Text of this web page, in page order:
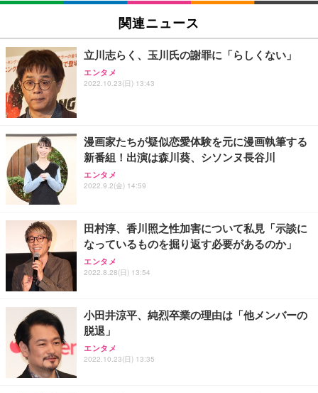
[EdoErgo] オフィスチェア 椅子 テレワーク 疲れな
い 跳ね上げ式アームレスト コンパクト 約105度ロッ
キング pc 事務椅子 360度回転 座面昇降 強化ナイロ
ン樹脂ベース 通気性メッシュ 在宅ワーク H-WY01
(黒網+黒枠+黒足)
￥5,699
Sezlife オフィスチェア デスクチェア 疲れない テレ
ワーク チェア 強化バックレスト 30度ロッキング機
ョン PCチェア 通気性メッシュ ゲーミング/勉強/事
務用 おしゃれ パソコンチェア (ブラック)
￥7,680
Sezlife オフィスチェア デスクチェア 疲れない テレ
ワーク チェア 強化バックレスト 30度ロッキング機
ョン PCチェア 通気性メッシュ ゲーミング/勉強/事
務用 おしゃれ パソコンチェア (ホワイト)
ANDWINT オフィスチェア デスクチェア 肘なし メ
ッシュ 通気性 ランバーサポート付き 腰サポート ガ
ス圧無段階昇降 360度回転 キャスター付き コンパク
EIZO ビジネス向けプレミアムモニター | FlexScan
EV3240X-WT | 31.5型4K UHD・USB Type-C・ホワ
￥105,595
EIZO ビジネス向けプレミアムモニター | FlexScan
￥109,572
【純正品】27"ゲーミングモニター DualSense 充電
フック付き（CFI-ZDM1J）
【整備済み品】Dell E2724HS 27インチ 液晶モニタ
ー フルHD（1920×1080）VA 非光沢 HDMI/DisplayP
【MiniLED/24.5inch/280Hz/FHD】GRAPHT THE S
HOOTER Gaming Monitor 24” Essential ゲーミン
グモニター QD 24.5インチ 1ms FHD 量子ドット 残
Amazonベーシック ペットシーツ 薄型 レギュラー 1
回使い捨て 無香料 ホワイト 300枚
￥3,373
ネオ・ルーライフ ネオ・オムツ L 中型犬用 26枚入
Smart Basic(スマートベーシック) 【Amazon.co.jp
限定】 Smart Basic アイリスオーヤマ ペットシーツ
アイリスオーヤマ ペットシーツ 超厚型 お徳用 レギ
ュラー 200枚入【Amazon.co.jp限定】
関連ニュース
立川志らく、玉川氏の謝罪に「らしくない」
エンタメ
2022.10.23(日) 13:43
漫画家たちが疑似恋愛体験を元に漫画執筆する
新番組！出演は森川葵、シソンヌ長谷川
エンタメ
2022.9.2(金) 14:59
田村淳、香川照之性加害について私見「示談に
なっているものを掘り返す必要があるのか」
エンタメ
2022.8.28(日) 13:54
小田井涼平、純烈卒業の理由は「他メンバーの
脱退」
エンタメ
2022.10.23(日) 13:35